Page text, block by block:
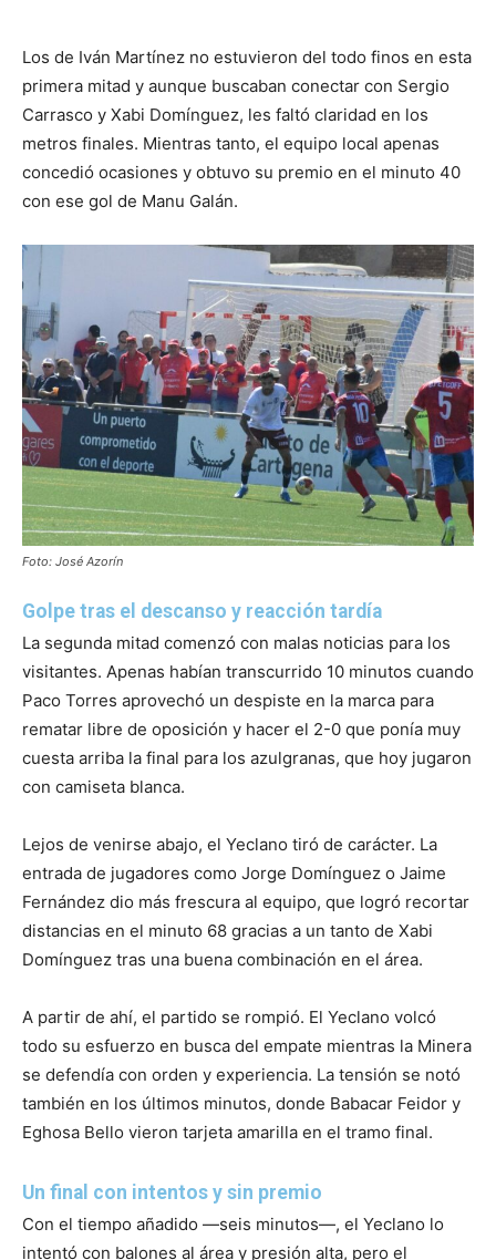
Los de Iván Martínez no estuvieron del todo finos en esta
primera mitad y aunque buscaban conectar con Sergio
Carrasco y Xabi Domínguez, les faltó claridad en los
metros finales. Mientras tanto, el equipo local apenas
concedió ocasiones y obtuvo su premio en el minuto 40
con ese gol de Manu Galán.
Foto: José Azorín
Golpe tras el descanso y reacción tardía
La segunda mitad comenzó con malas noticias para los
visitantes. Apenas habían transcurrido 10 minutos cuando
Paco Torres aprovechó un despiste en la marca para
rematar libre de oposición y hacer el 2-0 que ponía muy
cuesta arriba la final para los azulgranas, que hoy jugaron
con camiseta blanca.
Lejos de venirse abajo, el Yeclano tiró de carácter. La
entrada de jugadores como Jorge Domínguez o Jaime
Fernández dio más frescura al equipo, que logró recortar
distancias en el minuto 68 gracias a un tanto de Xabi
Domínguez tras una buena combinación en el área.
A partir de ahí, el partido se rompió. El Yeclano volcó
todo su esfuerzo en busca del empate mientras la Minera
se defendía con orden y experiencia. La tensión se notó
también en los últimos minutos, donde Babacar Feidor y
Eghosa Bello vieron tarjeta amarilla en el tramo final.
Un final con intentos y sin premio
Con el tiempo añadido —seis minutos—, el Yeclano lo
intentó con balones al área y presión alta, pero el